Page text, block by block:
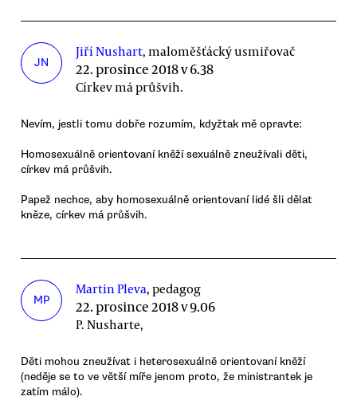
JN
Jiří Nushart, maloměšťácký usmiřovač
22. prosince 2018 v 6.38
Církev má průšvih.
Nevím, jestli tomu dobře rozumím, kdyžtak mě opravte:
Homosexuálně orientovaní kněží sexuálně zneužívali děti,
církev má průšvih.
Papež nechce, aby homosexuálně orientovaní lidé šli dělat
kněze, církev má průšvih.
MP
Martin Pleva, pedagog
22. prosince 2018 v 9.06
P. Nusharte,
Děti mohou zneužívat i heterosexuálně orientovaní kněží
(neděje se to ve větší míře jenom proto, že ministrantek je
zatím málo).